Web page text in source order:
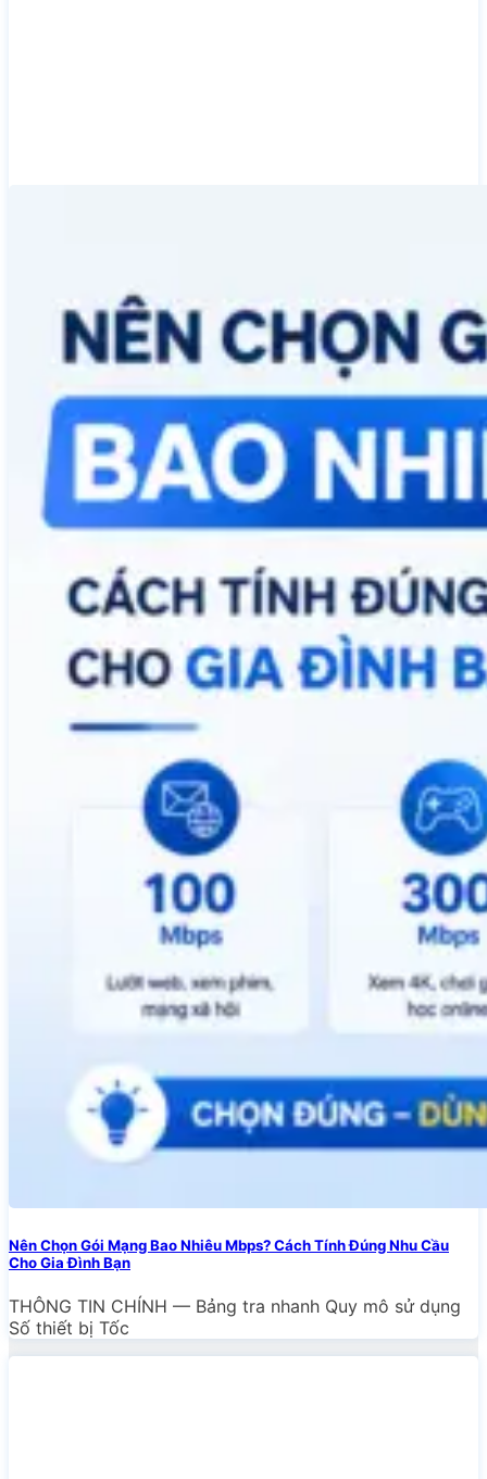
Nên Chọn Gói Mạng Bao Nhiêu Mbps? Cách Tính Đúng Nhu Cầu
Cho Gia Đình Bạn
THÔNG TIN CHÍNH — Bảng tra nhanh Quy mô sử dụng
Số thiết bị Tốc